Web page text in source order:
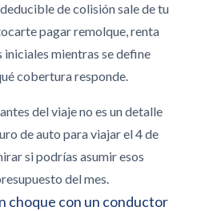
de colisión sale de tu
pagar remolque, renta
mientras se define
cobertura responde.
del viaje no es un detalle
de auto para viajar el 4 de
si podrías asumir esos
del mes.
choque con un conductor